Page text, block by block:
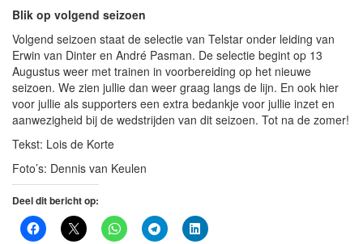
Blik op volgend seizoen
Volgend seizoen staat de selectie van Telstar onder leiding van
Erwin van Dinter en André Pasman. De selectie begint op 13
Augustus weer met trainen in voorbereiding op het nieuwe
seizoen. We zien jullie dan weer graag langs de lijn. En ook hier
voor jullie als supporters een extra bedankje voor jullie inzet en
aanwezigheid bij de wedstrijden van dit seizoen. Tot na de zomer!
Tekst: Lois de Korte
Foto’s: Dennis van Keulen
Deel dit bericht op: